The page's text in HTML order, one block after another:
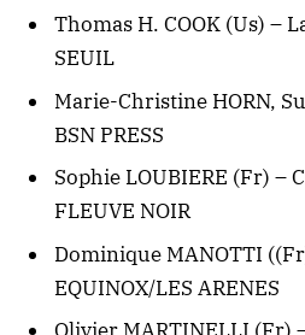
Thomas H. COOK (Us) –
SEUIL
Marie-Christine HORN,
BSN PRESS
Sophie LOUBIERE (Fr) –
FLEUVE NOIR
Dominique MANOTTI
EQUINOX/LES ARENES